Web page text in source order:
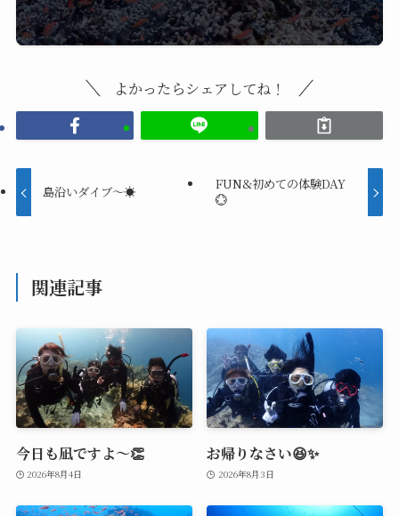
よかったらシェアしてね！
島沿いダイブ～☀️
FUN&初めての体験DAY
💮
関連記事
今日も凪ですよ～👏
2026年8月4日
お帰りなさい😆✨
2026年8月3日